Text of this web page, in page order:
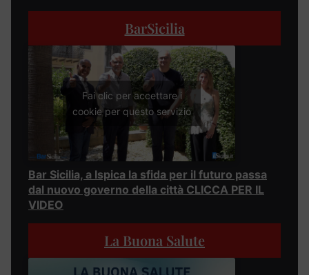
BarSicilia
Fai clic per accettare i
cookie per questo servizio
Bar Sicilia, a Ispica la sfida per il futuro passa
dal nuovo governo della città CLICCA PER IL
VIDEO
La Buona Salute